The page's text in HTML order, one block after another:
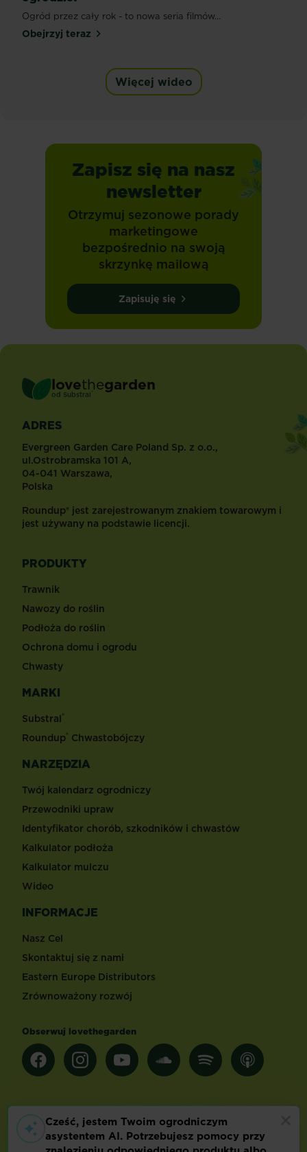
Ogród przez cały rok - to nowa seria filmów...
Obejrzyj teraz
Więcej wideo
Zapisz się na nasz
newsletter
Otrzymuj sezonowe porady
marketingowe
bezpośrednio na swoją
skrzynkę mailową
Zapisuję się
lovethegarden
od Substral ®
ADRES
Evergreen Garden Care Poland Sp. z o.o.,
ul.Ostrobramska 101 A,
04-041 Warszawa,
Polska
Roundup® jest zarejestrowanym znakiem towarowym i
jest używany na podstawie licencji.
PRODUKTY
Trawnik
Nawozy do roślin
Podłoża do roślin
Ochrona domu i ogrodu
Chwasty
MARKI
Substral®
Roundup® Chwastobójczy
NARZĘDZIA
Twój kalendarz ogrodniczy
Przewodniki upraw
Identyfikator chorób, szkodników i chwastów
Kalkulator podłoża
Kalkulator mulczu
Wideo
INFORMACJE
Nasz Cel
Skontaktuj się z nami
Eastern Europe Distributors
Zrównoważony rozwój
Obserwuj lovethegarden
Inne kraje